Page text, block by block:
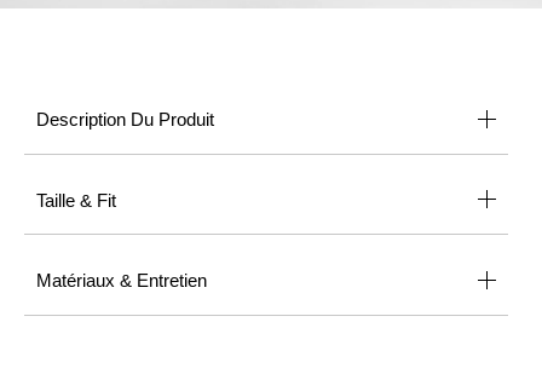
Description Du Produit
Taille & Fit
Matériaux & Entretien